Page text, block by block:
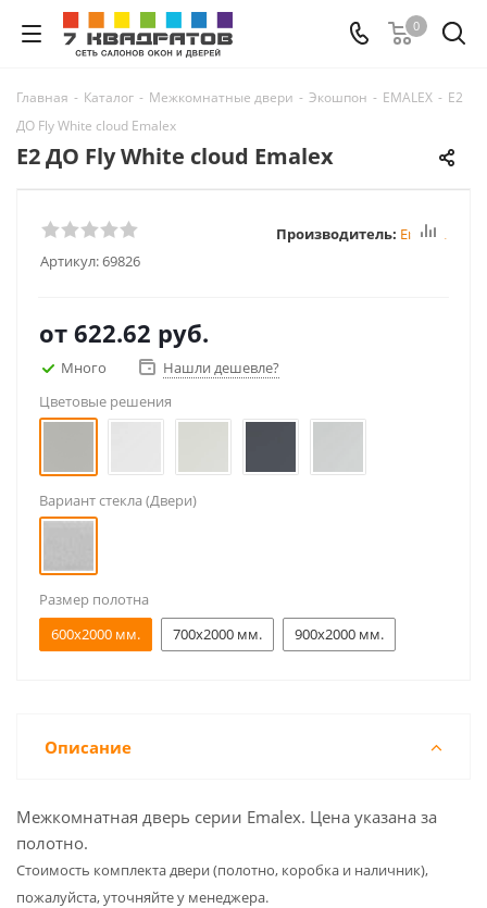
0
Главная - Каталог - Межкомнатные двери - Экошпон - EMALEX - E2
ДО Fly White cloud Emalex
E2 ДО Fly White cloud Emalex
Артикул:69826
Производитель: Emalex
от 622.62 руб.
Много
Нашли дешевле?
Цветовые решения
Вариант стекла (Двери)
Размер полотна
600x2000 мм.
700x2000 мм. 900x2000 мм.
Описание
Межкомнатная дверь серии Emalex. Цена указана за
полотно.
Cтоимость комплекта двери (полотно, коробка и наличник),
пожалуйста, уточняйте у менеджера.